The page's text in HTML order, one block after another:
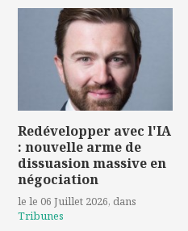
Redévelopper avec l'IA
: nouvelle arme de
dissuasion massive en
négociation
le le 06 Juillet 2026, dans
Tribunes